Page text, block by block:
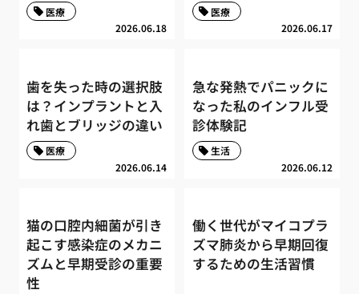
2026.06.18
医療
2026.06.17
医療
歯を失った時の選択肢
は？インプラントと入
れ歯とブリッジの違い
2026.06.14
医療
急な発熱でパニックに
なった私のインフル受
診体験記
2026.06.12
生活
猫の口腔内細菌が引き
起こす感染症のメカニ
ズムと早期受診の重要
性
働く世代がマイコプラ
ズマ肺炎から早期回復
するための生活習慣